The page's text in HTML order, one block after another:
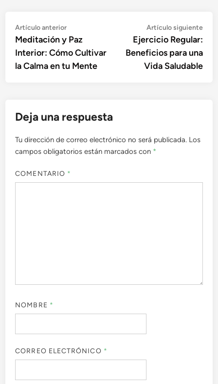
Navegación
de
entradas
Artículo anteriorArtículo
anterior:
Meditación y Paz
Interior: Cómo Cultivar
la Calma en tu Mente
Artículo siguiente
Ejercicio Regular:
Beneficios para una
Vida Saludable
Deja una respuesta
Tu dirección de correo electrónico no será publicada. Los
campos obligatorios están marcados con *
COMENTARIO *
NOMBRE *
CORREO ELECTRÓNICO *